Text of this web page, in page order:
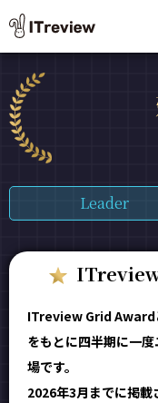
Leader
ITreview Grid Award
をもとに四半期に一
場です。
2026年3月までに掲